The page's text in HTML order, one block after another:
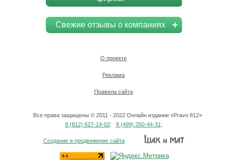
Свежие отзывы о компаниях
О проекте
Реклама
Правила сайта
Все права защищены © 2011 - 2022 Онлайн издание «Pravo 812»
8 (812) 627-14-02; 8 (499) 350-44-31 ;
Создание и продвижение сайта